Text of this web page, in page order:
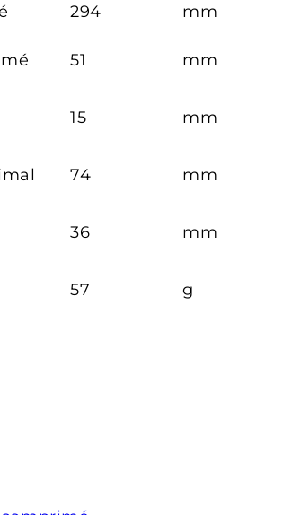
294 mm
51 mm
15 mm
74 mm
36 mm
57 g